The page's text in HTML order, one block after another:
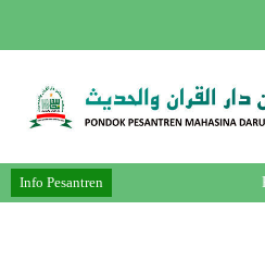
Info Pesantren